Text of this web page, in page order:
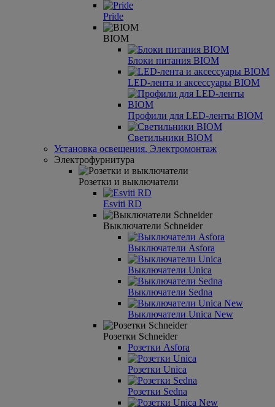
Pride
BIOM
Блоки питания BIOM
LED-лента и аксессуары BIOM
Профили для LED-ленты BIOM
Светильники BIOM
Установка освещения. Электромонтаж
Электрофурнитура
Розетки и выключатели
Esviti RD
Выключатели Schneider
Выключатели Asfora
Выключатели Unica
Выключатели Sedna
Выключатели Unica New
Розетки Schneider
Розетки Asfora
Розетки Unica
Розетки Sedna